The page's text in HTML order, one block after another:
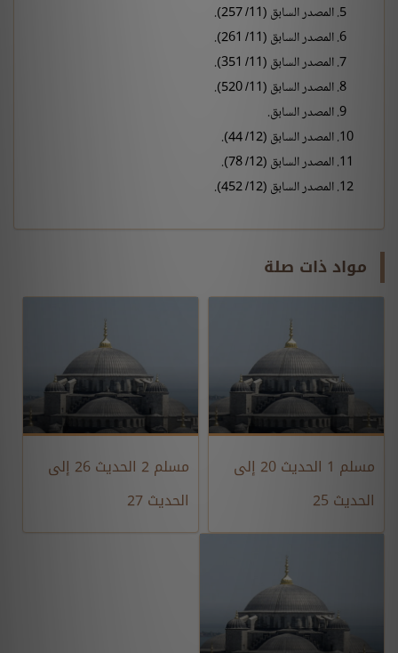
المصدر السابق (11/ 257).
المصدر السابق (11/ 261).
المصدر السابق (11/ 351).
المصدر السابق (11/ 520).
المصدر السابق.
المصدر السابق (12/ 44).
المصدر السابق (12/ 78).
المصدر السابق (12/ 452).
مواد ذات صلة
مسلم 1 الحديث 20 إلى
الحديث 25
مسلم 2 الحديث 26 إلى
الحديث 27